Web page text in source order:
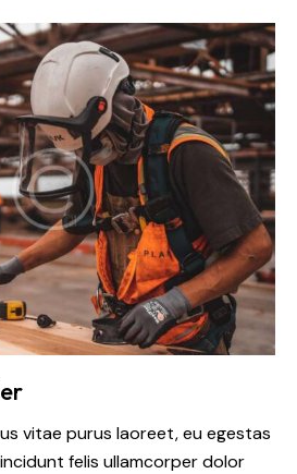
vitae purus laoreet, eu egestas
felis ullamcorper dolor